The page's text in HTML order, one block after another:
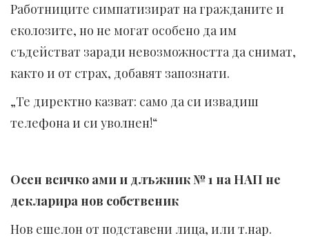
Работниците симпатизират на гражданите и
еколозите, но не могат особено да им
съдействат заради невозможността да снимат,
както и от страх, добавят запознати.
„Те директно казват: само да си извадиш
телефона и си уволнен!“
Осен всичко ами и длъжник № 1 на НАП не
декларира нов собственик
Нов ешелон от подставени лица, или т.нар.